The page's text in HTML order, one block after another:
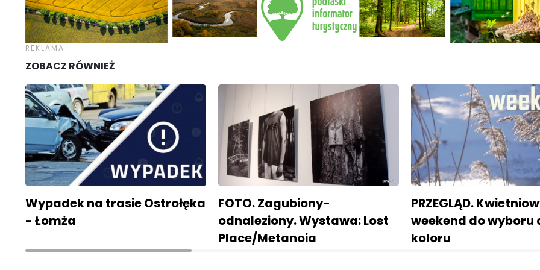
ZOBACZ RÓWNIEŻ
Wypadek na trasie Ostrołęka
- Łomża
FOTO. Zagubiony-
odnaleziony. Wystawa: Lost
Place/Metanoia
PRZEGLĄD.
weekend do wyboru
koloru